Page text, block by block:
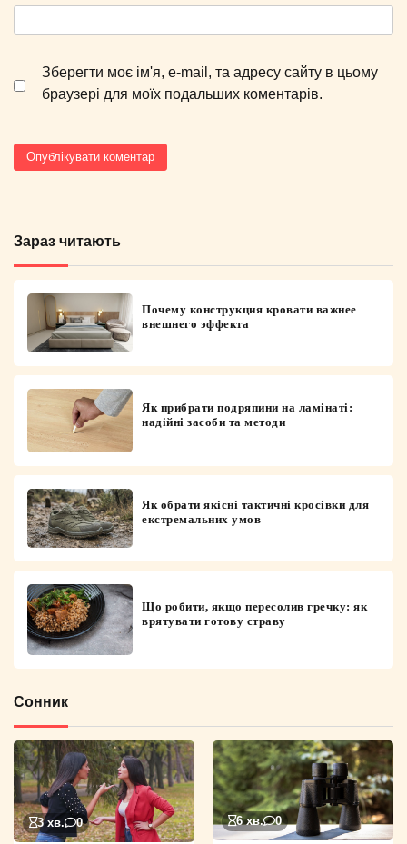
Зберегти моє ім'я, e-mail, та адресу сайту в цьому
браузері для моїх подальших коментарів.
Зараз читають
Почему конструкция кровати важнее
внешнего эффекта
Як прибрати подряпини на ламінаті:
надійні засоби та методи
Як обрати якісні тактичні кросівки для
екстремальних умов
Що робити, якщо пересолив гречку: як
врятувати готову страву
Сонник
3 хв. 0 6 хв. 0